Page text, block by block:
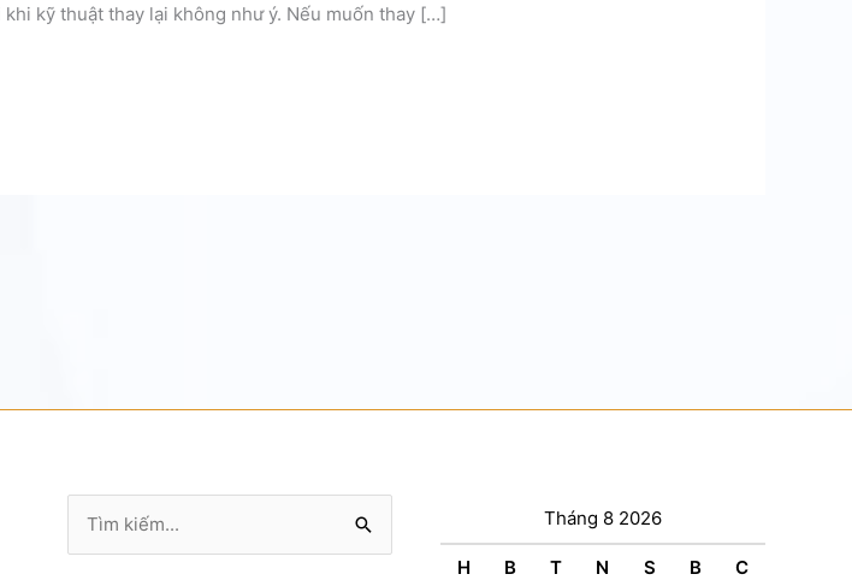
khi kỹ thuật thay lại không như ý. Nếu muốn thay […]
kiếm:
Tháng 8 2026
H B T N S B C